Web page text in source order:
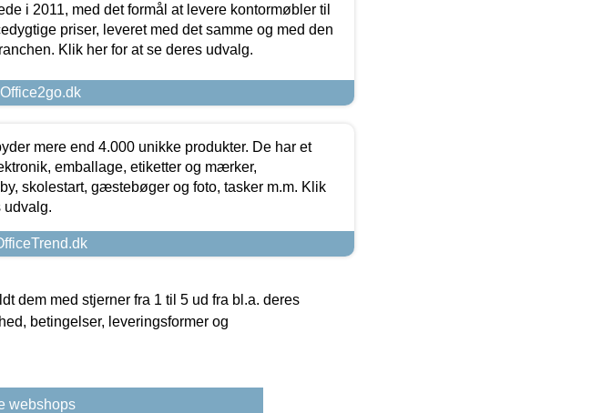
i 2011, med det formål at levere kontormøbler til
priser, leveret med det samme og med den
Klik her for at se deres udvalg.
mere end 4.000 unikke produkter. De har et
emballage, etiketter og mærker,
skolestart, gæstebøger og foto, tasker m.m. Klik
udvalg.
dem med stjerner fra 1 til 5 ud fra bl.a. deres
betingelser, leveringsformer og
webshops